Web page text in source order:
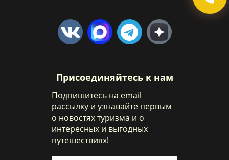
Присоединяйтесь к нам
Подпишитесь на email
рассылку и узнавайте первым
о новостях туризма и о
интересных и выгодных
путешествиях!